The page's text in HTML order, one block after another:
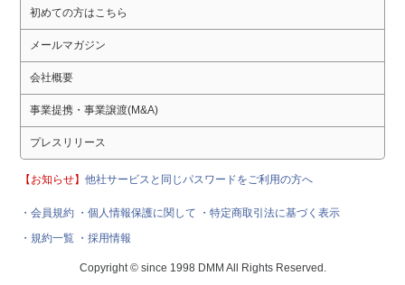
初めての方はこちら
メールマガジン
会社概要
事業提携・事業譲渡(M&A)
プレスリリース
【お知らせ】他社サービスと同じパスワードをご利用の方へ
・会員規約 ・個人情報保護に関して
・特定商取引法に基づく表示
・規約一覧 ・採用情報
Copyright © since 1998 DMM All Rights Reserved.